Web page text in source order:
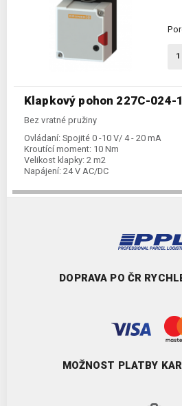
Klapkový pohon 227C-024-
Bez vratné pružiny
Ovládaní: Spojité 0 -10 V/ 4 - 20 mA
Kroutící moment: 10 Nm
Velikost klapky: 2 m2
Napájení: 24 V AC/DC
DOPRAVA PO ČR
MOŽNOST PLATBY